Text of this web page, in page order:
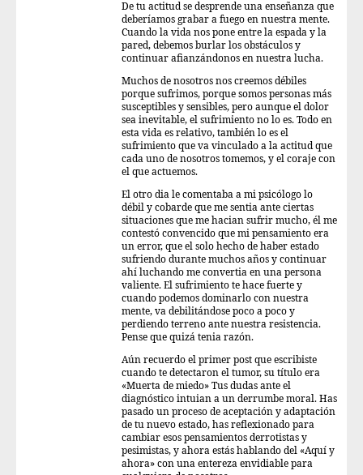
De tu actitud se desprende una enseñanza que
deberíamos grabar a fuego en nuestra mente.
Cuando la vida nos pone entre la espada y la
pared, debemos burlar los obstáculos y
continuar afianzándonos en nuestra lucha.
Muchos de nosotros nos creemos débiles
porque sufrimos, porque somos personas más
susceptibles y sensibles, pero aunque el dolor
sea inevitable, el sufrimiento no lo es. Todo en
esta vida es relativo, también lo es el
sufrimiento que va vinculado a la actitud que
cada uno de nosotros tomemos, y el coraje con
el que actuemos.
El otro dia le comentaba a mi psicólogo lo
débil y cobarde que me sentia ante ciertas
situaciones que me hacian sufrir mucho, él me
contestó convencido que mi pensamiento era
un error, que el solo hecho de haber estado
sufriendo durante muchos años y continuar
ahí luchando me convertia en una persona
valiente. El sufrimiento te hace fuerte y
cuando podemos dominarlo con nuestra
mente, va debilitándose poco a poco y
perdiendo terreno ante nuestra resistencia.
Pense que quizá tenia razón.
Aún recuerdo el primer post que escribiste
cuando te detectaron el tumor, su título era
«Muerta de miedo» Tus dudas ante el
diagnóstico intuian a un derrumbe moral. Has
pasado un proceso de aceptación y adaptación
de tu nuevo estado, has reflexionado para
cambiar esos pensamientos derrotistas y
pesimistas, y ahora estás hablando del «Aquí y
ahora» con una entereza envidiable para